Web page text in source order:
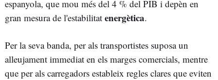
espanyola, que mou més del 4 % del PIB i depèn en
gran mesura de l'estabilitat energètica.
Per la seva banda, per als transportistes suposa un
alleujament immediat en els marges comercials, mentre
que per als carregadors estableix regles clares que eviten